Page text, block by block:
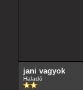
jani vagyok
Haladó